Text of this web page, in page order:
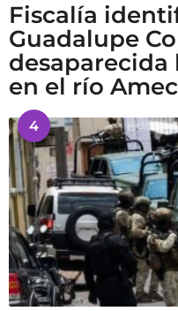
Fiscalía
Guadalupe
desaparecida
en el río
4